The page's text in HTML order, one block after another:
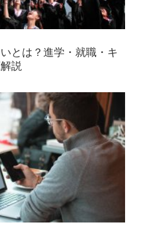
とは？進学・就職・キ
説